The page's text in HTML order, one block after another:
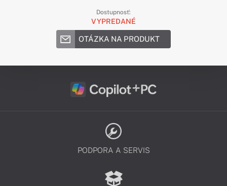
Dostupnosť:
VYPREDANÉ
OTÁZKA NA PRODUKT
PODPORA A SERVIS